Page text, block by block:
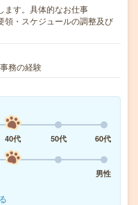
ます。具体的なお仕事
領・スケジュールの調整及び
務の経験
40代 50代
60代
男性